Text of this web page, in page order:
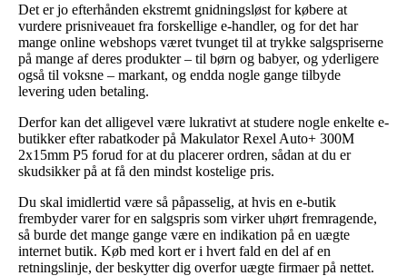
Det er jo efterhånden ekstremt gnidningsløst for købere at
vurdere prisniveauet fra forskellige e-handler, og for det har
mange online webshops været tvunget til at trykke salgspriserne
på mange af deres produkter – til børn og babyer, og yderligere
også til voksne – markant, og endda nogle gange tilbyde
levering uden betaling.
Derfor kan det alligevel være lukrativt at studere nogle enkelte e-
butikker efter rabatkoder på Makulator Rexel Auto+ 300M
2x15mm P5 forud for at du placerer ordren, sådan at du er
skudsikker på at få den mindst kostelige pris.
Du skal imidlertid være så påpasselig, at hvis en e-butik
frembyder varer for en salgspris som virker uhørt fremragende,
så burde det mange gange være en indikation på en uægte
internet butik. Køb med kort er i hvert fald en del af en
retningslinje, der beskytter dig overfor uægte firmaer på nettet.